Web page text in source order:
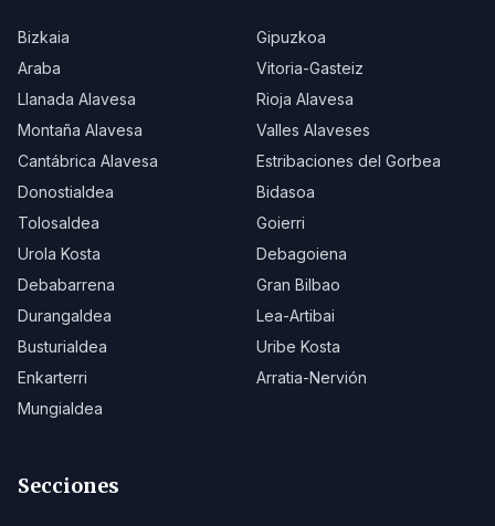
Bizkaia
Gipuzkoa
Araba
Vitoria-Gasteiz
Llanada Alavesa
Rioja Alavesa
Montaña Alavesa
Valles Alaveses
Cantábrica Alavesa
Estribaciones del Gorbea
Donostialdea
Bidasoa
Tolosaldea
Goierri
Urola Kosta
Debagoiena
Debabarrena
Gran Bilbao
Durangaldea
Lea-Artibai
Busturialdea
Uribe Kosta
Enkarterri
Arratia-Nervión
Mungialdea
Secciones